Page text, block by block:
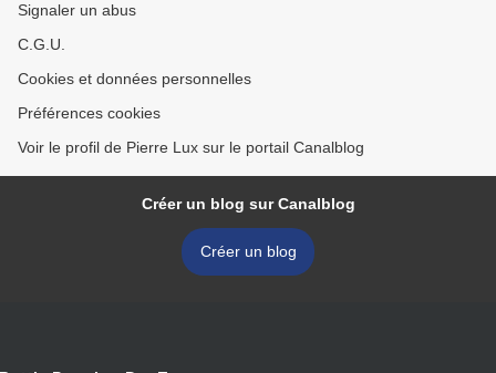
Signaler un abus
C.G.U.
Cookies et données personnelles
Préférences cookies
Voir le profil de Pierre Lux sur le portail Canalblog
Créer un blog sur Canalblog
Créer un blog